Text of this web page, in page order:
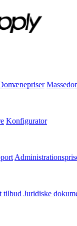
Konfigurator
tilbud Juridiske